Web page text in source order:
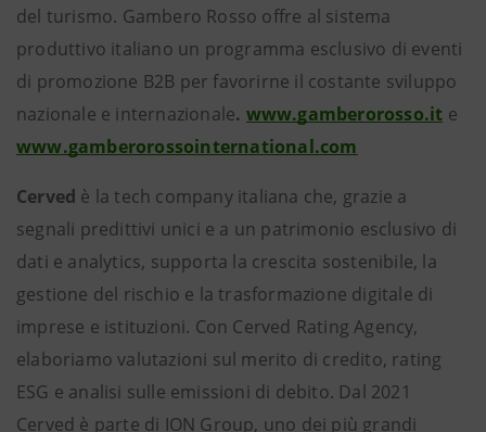
del turismo. Gambero Rosso offre al sistema
produttivo italiano un programma esclusivo di eventi
di promozione B2B per favorirne il costante sviluppo
nazionale e internazionale. www.gamberorosso.it e
www.gamberorossointernational.com
Cerved è la tech company italiana che, grazie a
segnali predittivi unici e a un patrimonio esclusivo di
dati e analytics, supporta la crescita sostenibile, la
gestione del rischio e la trasformazione digitale di
imprese e istituzioni. Con Cerved Rating Agency,
elaboriamo valutazioni sul merito di credito, rating
ESG e analisi sulle emissioni di debito. Dal 2021
Cerved è parte di ION Group, uno dei più grandi